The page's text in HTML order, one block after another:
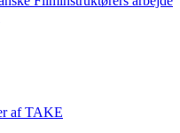
af TAKE